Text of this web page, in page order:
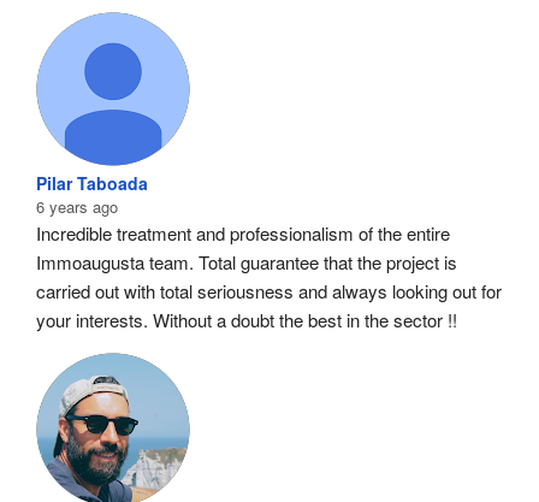
Pilar Taboada
6 years ago
Incredible treatment and professionalism of the entire
Immoaugusta team. Total guarantee that the project is
carried out with total seriousness and always looking out for
your interests. Without a doubt the best in the sector !!